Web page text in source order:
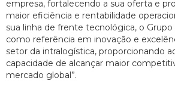
empresa, fortalecendo a sua oferta e
maior eficiência e rentabilidade
sua linha de frente tecnológica, o
como referência em inovação e
setor da intralogística, proporcionando
capacidade de alcançar maior
mercado global”.